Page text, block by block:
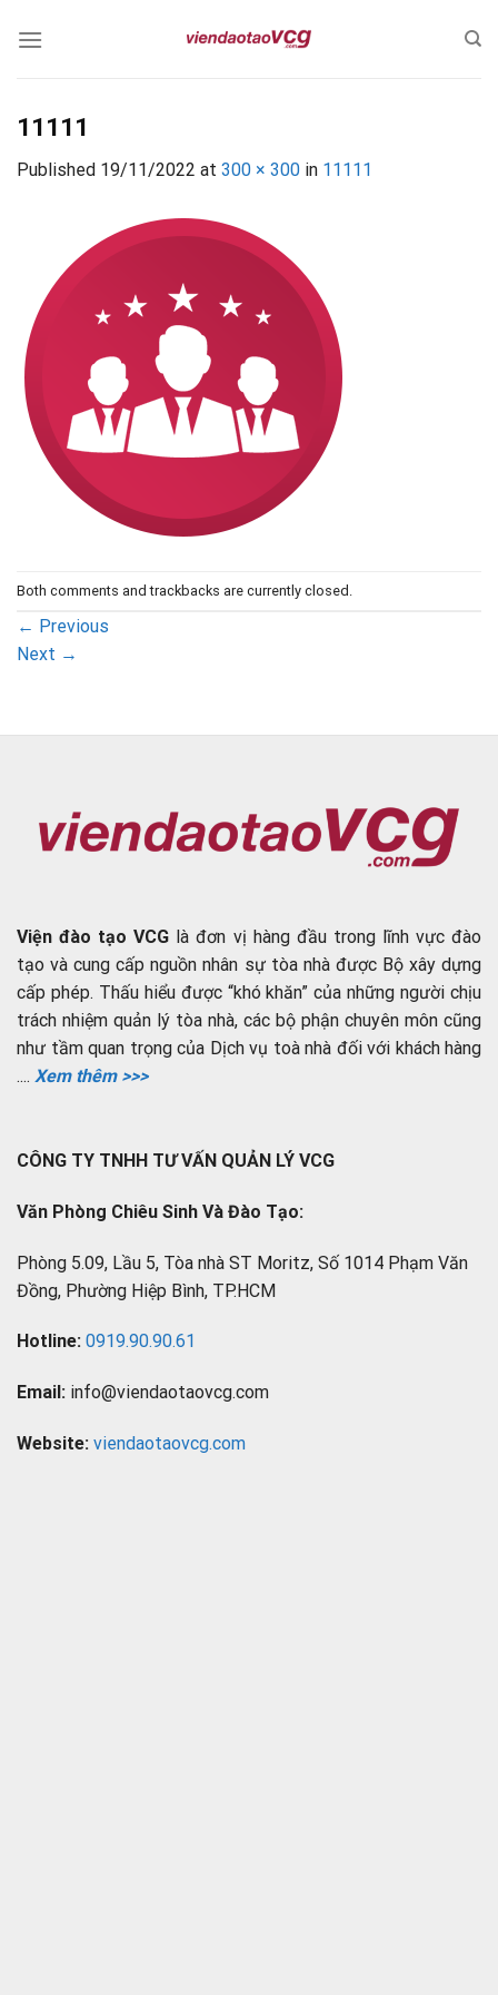
11111
Published 19/11/2022 at 300 × 300 in 11111
Both comments and trackbacks are currently closed.
← Previous
Next →
Viện đào tạo VCG là đơn vị hàng đầu trong lĩnh vực đào
tạo và cung cấp nguồn nhân sự tòa nhà được Bộ xây dựng
cấp phép. Thấu hiểu được “khó khăn” của những người chịu
trách nhiệm quản lý tòa nhà, các bộ phận chuyên môn cũng
như tầm quan trọng của Dịch vụ toà nhà đối với khách hàng
.... Xem thêm >>>
CÔNG TY TNHH TƯ VẤN QUẢN LÝ VCG
Văn Phòng Chiêu Sinh Và Đào Tạo:
Phòng 5.09, Lầu 5, Tòa nhà ST Moritz, Số 1014 Phạm Văn
Đồng, Phường Hiệp Bình, TP.HCM
Hotline: 0919.90.90.61
Email: info@viendaotaovcg.com
Website: viendaotaovcg.com